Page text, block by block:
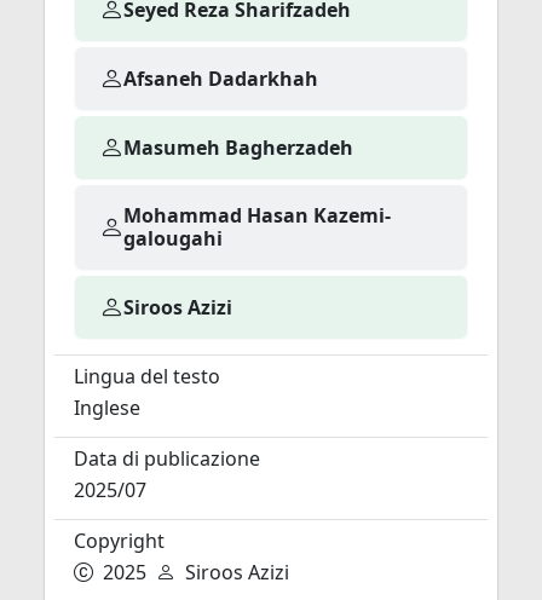
Seyed Reza Sharifzadeh
Afsaneh Dadarkhah
Masumeh Bagherzadeh
Mohammad Hasan Kazemi-
galougahi
Siroos Azizi
Lingua del testo
Inglese
Data di publicazione
2025/07
Copyright
2025
Siroos Azizi